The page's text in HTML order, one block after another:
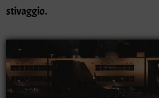
stivaggio.